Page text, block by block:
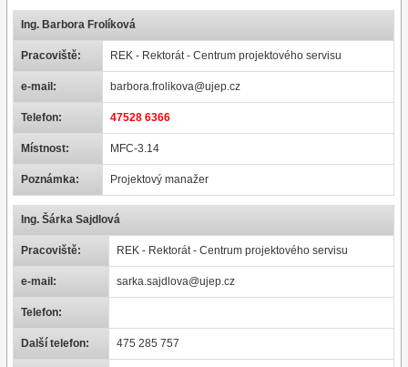
Ing. Barbora Frolíková
Pracoviště: REK - Rektorát - Centrum projektového servisu
e-mail: barbora.frolikova@ujep.cz
Telefon: 47528 6366
Místnost: MFC-3.14
Poznámka: Projektový manažer
Ing. Šárka Sajdlová
Pracoviště: REK - Rektorát - Centrum projektového servisu
e-mail: sarka.sajdlova@ujep.cz
Telefon:
Další telefon: 475 285 757